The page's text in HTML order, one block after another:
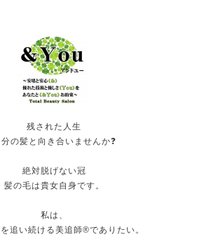
残された人生
分の髪と向き合いませんか❓
絶対脱げない冠
髪の毛は貴女自身です。
私は、
追い続ける美追師®️でありたい。